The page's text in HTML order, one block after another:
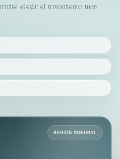
elegir el tratamiento más
REGIÓN INGUINAL